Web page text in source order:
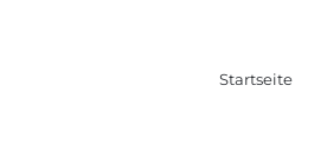
Startseite